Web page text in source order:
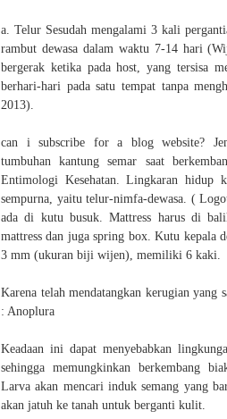
a. Telur Sesudah mengalami 3 kali
rambut dewasa dalam waktu 7-14 hari
bergerak ketika pada host, yang tersisa
berhari-hari pada satu tempat tanpa
2013).
can i subscribe for a blog website?
tumbuhan kantung semar saat
Entimologi Kesehatan. Lingkaran hidup
sempurna, yaitu telur-nimfa-dewasa. (
ada di kutu busuk. Mattress harus di
mattress dan juga spring box. Kutu kepala
3 mm (ukuran biji wijen), memiliki 6 kaki.
Karena telah mendatangkan kerugian yang
: Anoplura
Keadaan ini dapat menyebabkan
sehingga memungkinkan berkembang
Larva akan mencari induk semang yang
akan jatuh ke tanah untuk berganti kulit.